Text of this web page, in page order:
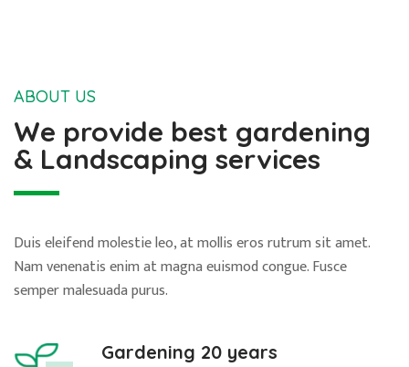
ABOUT US
We provide best gardening
& Landscaping services
Duis eleifend molestie leo, at mollis eros rutrum sit amet.
Nam venenatis enim at magna euismod congue. Fusce
semper malesuada purus.
Gardening 20 years